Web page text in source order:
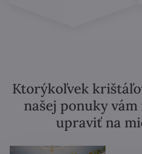
Ktorýkoľvek
našej ponuky vám
upraviť na